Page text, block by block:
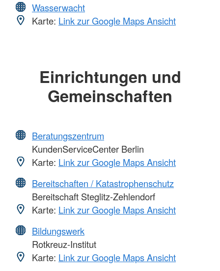
Wasserwacht
Karte: Link zur Google Maps Ansicht
Einrichtungen und
Gemeinschaften
Beratungszentrum
KundenServiceCenter Berlin
Karte: Link zur Google Maps Ansicht
Bereitschaften / Katastrophenschutz
Bereitschaft Steglitz-Zehlendorf
Karte: Link zur Google Maps Ansicht
Bildungswerk
Rotkreuz-Institut
Karte: Link zur Google Maps Ansicht